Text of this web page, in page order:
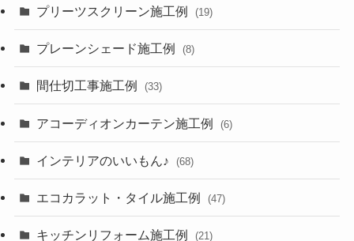
プリーツスクリーン施工例 (19)
プレーンシェード施工例 (8)
間仕切工事施工例 (33)
アコーディオンカーテン施工例 (6)
インテリアのいいもん♪ (68)
エコカラット・タイル施工例 (47)
キッチンリフォーム施工例 (21)